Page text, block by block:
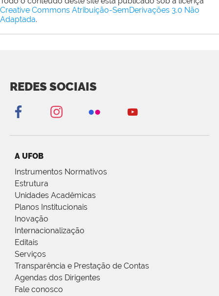
Creative Commons Atribuição-SemDerivações 3.0 Não
Adaptada.
REDES SOCIAIS
A UFOB
Instrumentos Normativos
Estrutura
Unidades Acadêmicas
Planos Institucionais
Inovação
Internacionalização
Editais
Serviços
Transparência e Prestação de Contas
Agendas dos Dirigentes
Fale conosco